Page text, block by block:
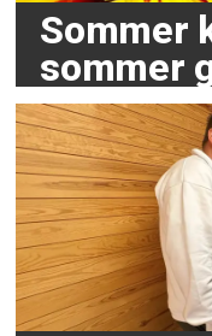
Sommer
sommer